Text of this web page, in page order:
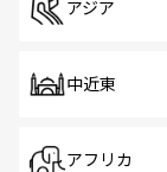
アジア
中近東
アフリカ